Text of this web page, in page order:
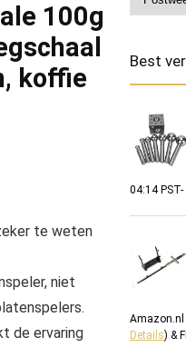
100g
koffie
te weten
niet
de ervaring
Best
04:14 PST-
Amazon.nl
Details) &